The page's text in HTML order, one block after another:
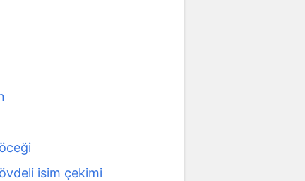
isim çekimi